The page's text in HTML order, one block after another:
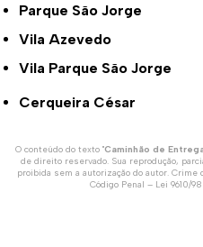
Parque São Jorge
Vila Azevedo
Vila Parque São Jorge
Cerqueira César
O conteúdo do texto "Caminhão de
de direito reservado. Sua reprodução,
proibida sem a autorização do autor.
Código Penal – Lei 9610/